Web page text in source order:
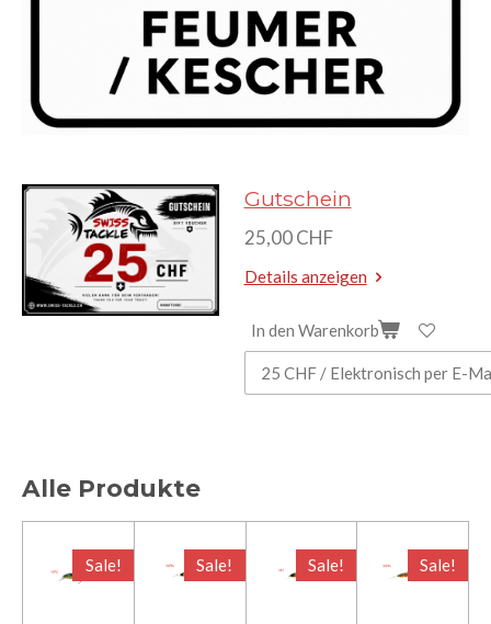
Gutschein
25,00 CHF
Details anzeigen
In den Warenkorb
Alle Produkte
Sale! Sale! Sale! Sale!